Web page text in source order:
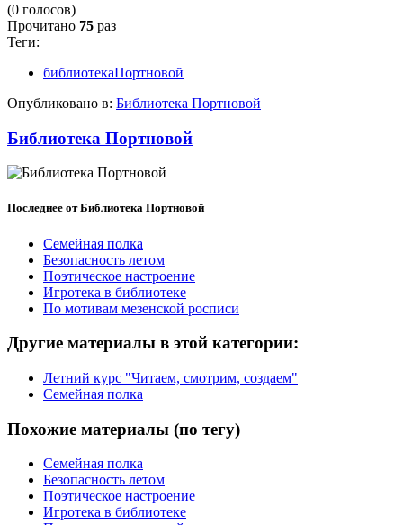
(0 голосов)
Прочитано 75 раз
Теги:
библиотекаПортновой
Опубликовано в: Библиотека Портновой
Библиотека Портновой
Последнее от Библиотека Портновой
Семейная полка
Безопасность летом
Поэтическое настроение
Игротека в библиотеке
По мотивам мезенской росписи
Другие материалы в этой категории:
Летний курс "Читаем, смотрим, создаем"
Семейная полка
Похожие материалы (по тегу)
Семейная полка
Безопасность летом
Поэтическое настроение
Игротека в библиотеке